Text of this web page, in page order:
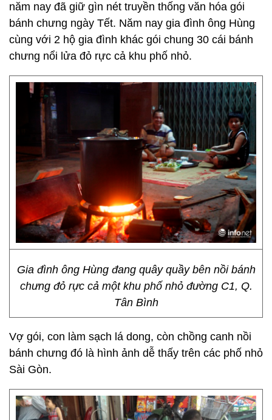
năm nay đã giữ gìn nét truyền thống văn hóa gói
bánh chưng ngày Tết. Năm nay gia đình ông Hùng
cùng với 2 hộ gia đình khác gói chung 30 cái bánh
chưng nổi lửa đỏ rực cả khu phố nhỏ.
Gia đình ông Hùng đang quây quầy bên nồi bánh
chưng đỏ rực cả một khu phố nhỏ đường C1, Q.
Tân Bình
Vợ gói, con làm sạch lá dong, còn chồng canh nồi
bánh chưng đó là hình ảnh dễ thấy trên các phố nhỏ
Sài Gòn.